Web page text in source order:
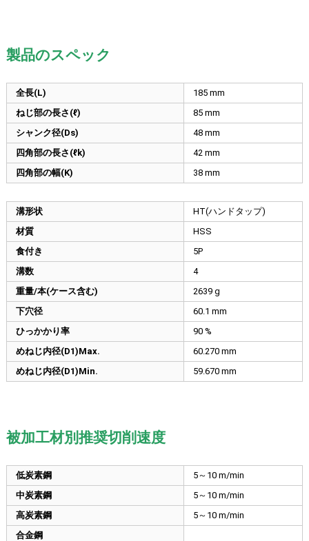
製品のスペック
全長(L) 185 mm
ねじ部の長さ(ℓ)
85 mm
シャンク径(Ds)
48 mm
四角部の長さ(ℓk)
42 mm
四角部の幅(K)
38 mm
溝形状
HT(ハンドタップ)
材質
HSS
食付き
5P
溝数
4
重量/本(ケース含む)
2639 g
下穴径
60.1 mm
ひっかかり率
90 %
めねじ内径(D1)Max.
60.270 mm
めねじ内径(D1)Min.
59.670 mm
被加工材別推奨切削速度
低炭素鋼
5～10 m/min
中炭素鋼
5～10 m/min
高炭素鋼
5～10 m/min
合金鋼